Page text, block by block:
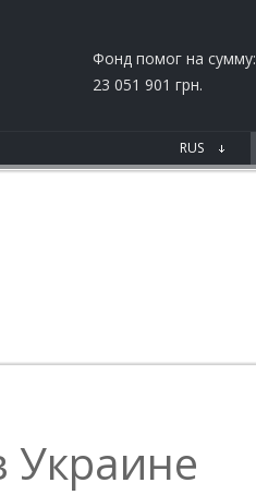
Фонд помог на сумму:
23 051 901 грн.
Украине